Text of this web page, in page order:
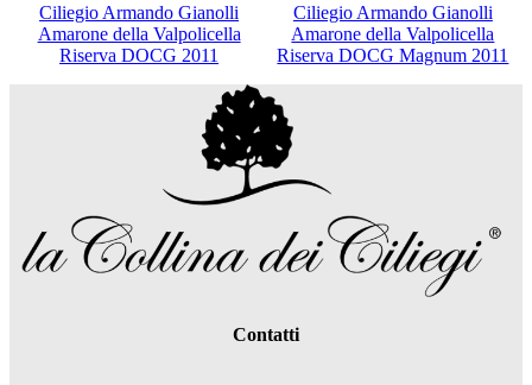
Ciliegio Armando Gianolli
Amarone della Valpolicella
Riserva DOCG 2011
Ciliegio Armando Gianolli
Amarone della Valpolicella
Riserva DOCG Magnum 2011
Contatti